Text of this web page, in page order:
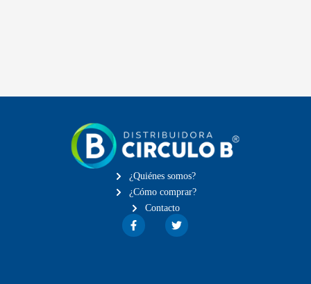
¿Quiénes somos?
¿Cómo comprar?
Contacto